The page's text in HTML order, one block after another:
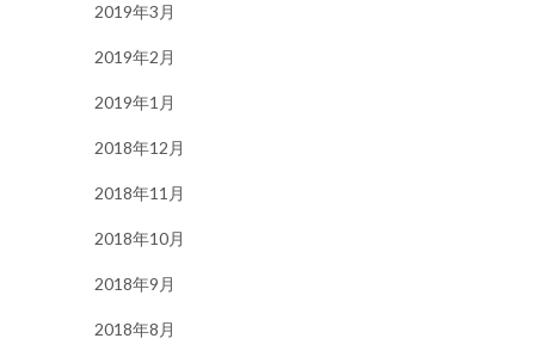
2019年3月
2019年2月
2019年1月
2018年12月
2018年11月
2018年10月
2018年9月
2018年8月